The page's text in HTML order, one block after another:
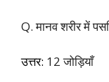
Q. मानव शरीर में
उत्तर: 12 जोड़ियाँ